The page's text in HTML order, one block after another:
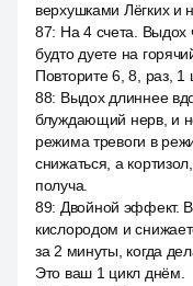
верхушками Лёгких и
87: На 4 счета. Выдох
будто дуете на
Повторите 6, 8, раз,
88: Выдох длиннее
блуждающий нерв, и
режима тревоги в
снижаться, а
получа.
89: Двойной эффект.
кислородом и
за 2 минуты, когда
Это ваш 1 цикл днём.